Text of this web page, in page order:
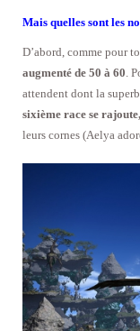
Mais quelles sont les
D’abord, comme pour
augmenté de 50 à 60 .
attendent dont la
sixième race se
leurs cornes (Aelya